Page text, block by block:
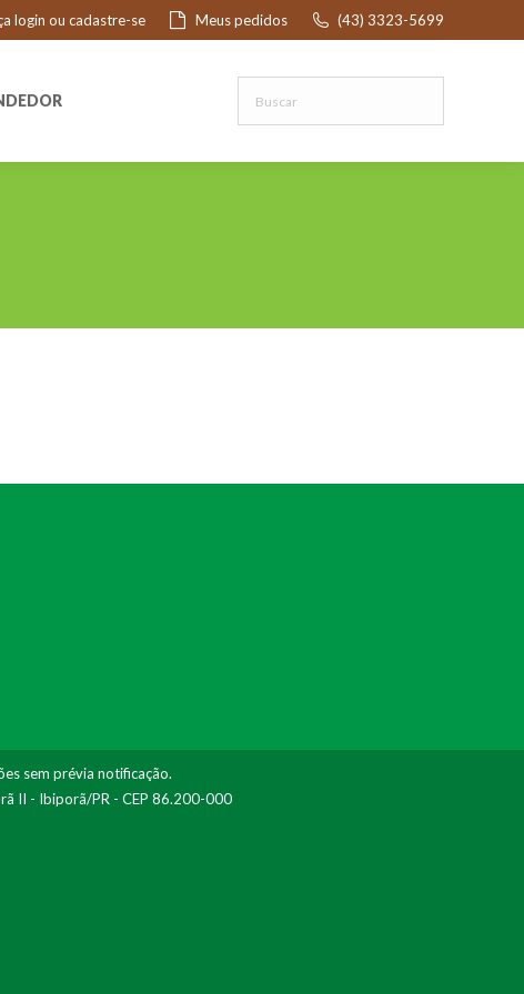
login ou cadastre-se Meus pedidos (43) 3323-5699
sem prévia notificação.
II - Ibiporã/PR - CEP 86.200-000